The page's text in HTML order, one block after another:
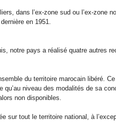
dans l’ex-zone sud ou l’ex-zone
en 1951.
notre pays a réalisé quatre autres
du territoire marocain libéré.
niveau des modalités de sa
non disponibles.
sur tout le territoire national, à